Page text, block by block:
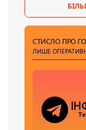
СТИСЛО ПРО
ЛИШЕ